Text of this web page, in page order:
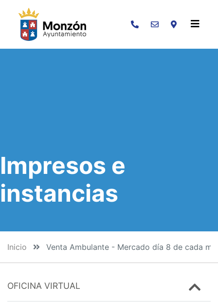
Buscar
Impresos e
instancias
Inicio Venta Ambulante - Mercado día 8 de cada
OFICINA VIRTUAL